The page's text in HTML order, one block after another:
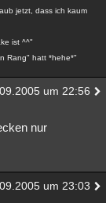
jetzt, dass ich kaum
ist ^^"
Rang" hatt *hehe*"
um 22:56
nur
um 23:03